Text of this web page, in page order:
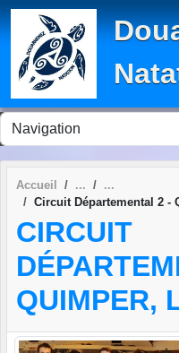
Accueil
Circuit Départemental 2 -
CIRCUIT
QUIMPER,
Panneau de gestion des